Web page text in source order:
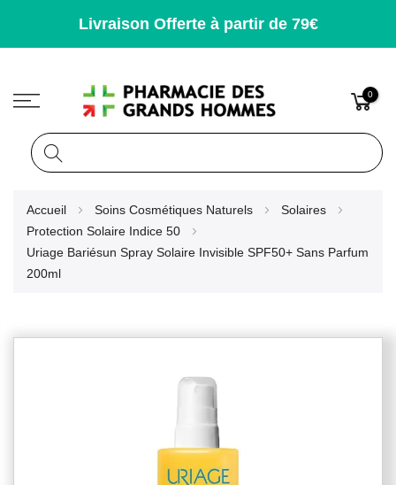
Livraison Offerte à partir de 79€
0
Accueil Soins Cosmétiques Naturels
Solaires
Protection Solaire Indice 50
Uriage Bariésun Spray Solaire Invisible SPF50+ Sans Parfum
200ml